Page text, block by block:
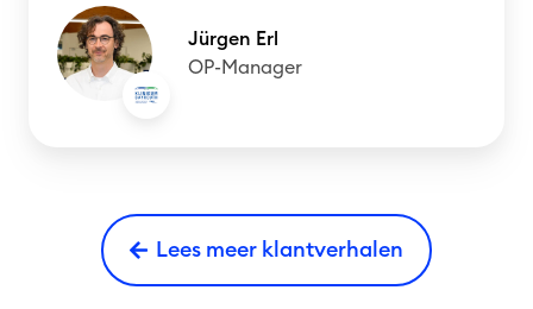
Jürgen Erl
OP-Manager
Lees meer klantverhalen